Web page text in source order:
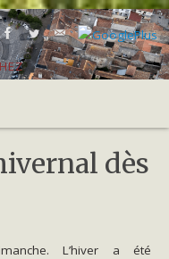
dès
L’hiver a été